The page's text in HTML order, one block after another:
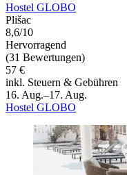
Hostel GLOBO
Plišac
8,6/10
Hervorragend
(31 Bewertungen)
57 €
inkl. Steuern & Gebühren
16. Aug.–17. Aug.
Hostel GLOBO